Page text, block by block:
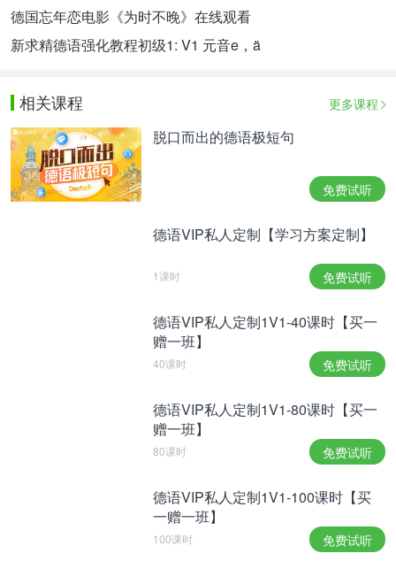
完成时是你的首选。不要问为什么，问就是德国人都
会这样说:)
利用德语书籍和电影提高德语会话
电视、电影和书籍是观察德国人之间对话的好方法之
一。想要提高德语会话水平，你可以尝试阅读有大量
对话或戏剧的书籍和短篇小说。在这里为你推荐两本
家》）、“Steppenwolf”（《荒野狼》）。
另一种选择是观看一些经典的德国电影。德国电影享
誉世界，有很多不错的选择，注意他们在谈话中使用
俚语的方式，最好尝试不带字幕观看。
然后，在你观看的过程中，标记一些你喜欢的用词、
短语或者风格，并且将它们运用到日常生活中，对于
你扩大词汇量或掌握新会话风格会有很大帮助。
以上就是本文的全部内容啦，希望对你学习说德语有
德国忘年恋电影《为时不晚》在线观看
新求精德语强化教程初级1: V1 元音e，ä
相关课程 更多课程
脱口而出的德语极短句
免费试听
德语VIP私人定制【学习方案定制】
1课时 免费试听
德语VIP私人定制1V1-40课时【买一
赠一班】
40课时 免费试听
德语VIP私人定制1V1-80课时【买一
赠一班】
80课时 免费试听
德语VIP私人定制1V1-100课时【买
一赠一班】
100课时 免费试听